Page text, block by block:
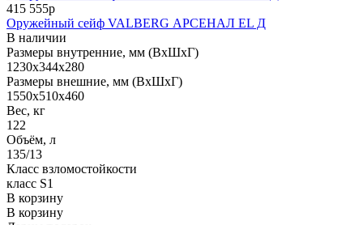
415 555р
Оружейный сейф VALBERG АРСЕНАЛ EL Д
В наличии
Размеры внутренние, мм (ВхШхГ)
1230x344x280
Размеры внешние, мм (ВхШхГ)
1550x510x460
Вес, кг
122
Объём, л
135/13
Класс взломостойкости
класс S1
В корзину
В корзину